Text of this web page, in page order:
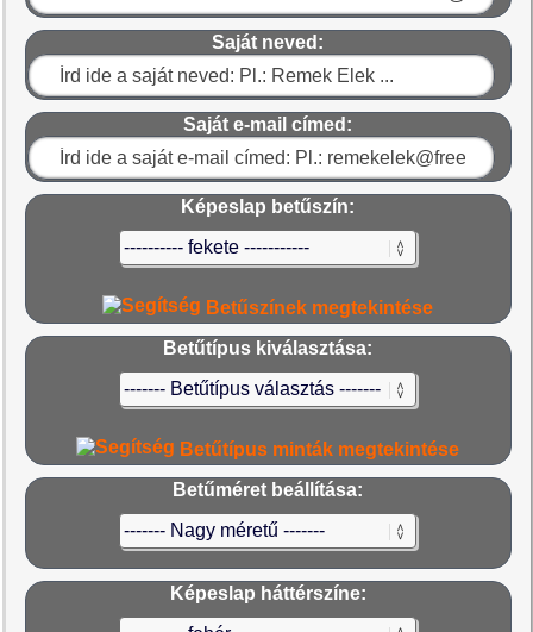
Saját neved:
Saját e-mail címed:
Képeslap betűszín:
Betűszínek megtekintése
Betűtípus kiválasztása:
Betűtípus minták megtekintése
Betűméret beállítása:
Képeslap háttérszíne: